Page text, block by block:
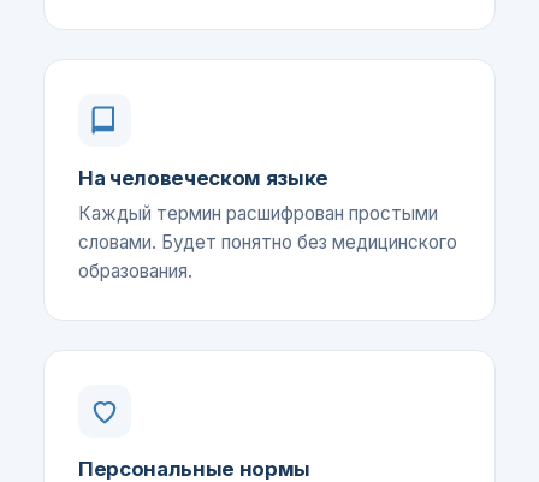
На человеческом языке
Каждый термин расшифрован простыми
словами. Будет понятно без медицинского
образования.
Персональные нормы